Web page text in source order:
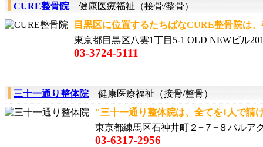
CURE整骨院健康医療福祉（接骨/整骨）
目黒区に位置するたちばなCURE整骨院は
東京都目黒区八雲1丁目5-1 OLD NEWビル
03-3724-5111
三十一通り整体院健康医療福祉（接骨/整骨）
"三十一通り整体院は、全てを1人で請
東京都練馬区石神井町２−７−８パルア
03-6317-2956